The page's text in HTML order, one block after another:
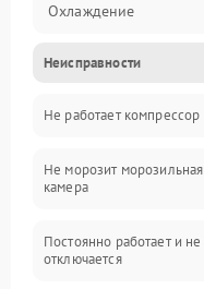
Охлаждение
Механика
Электропитание
Дренаж
Неисправности
Не работает компрессор
Не морозит морозильная
камера
Постоянно работает и не
отключается